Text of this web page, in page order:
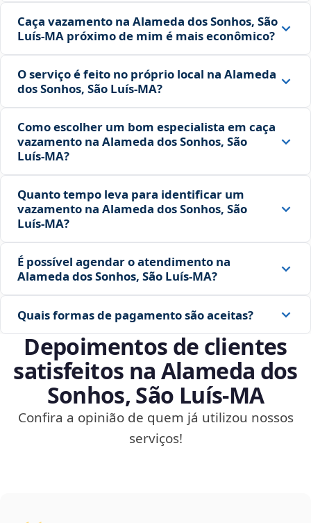
Caça vazamento na Alameda dos Sonhos, São
Luís‑MA próximo de mim é mais econômico?
O serviço é feito no próprio local na Alameda
dos Sonhos, São Luís‑MA?
Como escolher um bom especialista em caça
vazamento na Alameda dos Sonhos, São
Luís‑MA?
Quanto tempo leva para identificar um
vazamento na Alameda dos Sonhos, São
Luís‑MA?
É possível agendar o atendimento na
Alameda dos Sonhos, São Luís‑MA?
Quais formas de pagamento são aceitas?
Depoimentos de clientes
satisfeitos na Alameda dos
Sonhos, São Luís‑MA
Confira a opinião de quem já utilizou nossos
serviços!